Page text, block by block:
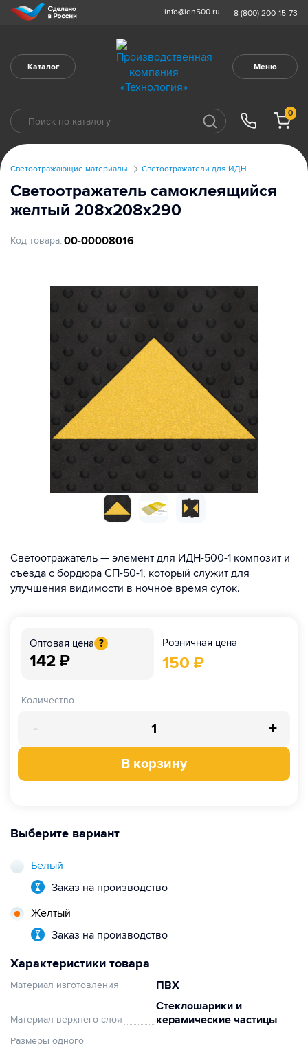
info@idn500.ru 8 (800) 200-15-73
Каталог Меню
0
Светоотражающие материалы Светоотражатели для ИДН
Светоотражатель самоклеящийся
желтый 208х208х290
Код товара: 00-00008016
Светоотражатель — элемент для ИДН-500-1 композит и
съезда с бордюра СП-50-1, который служит для
улучшения видимости в ночное время суток.
Оптовая цена ?
142 ₽
Розничная цена
150 ₽
Количество
- +
В корзину
Выберите вариант
Белый
Заказ на производство
Желтый
Заказ на производство
Характеристики товара
Материал изготовления ПВХ
Материал верхнего слоя
Стеклошарики и
керамические частицы
Размеры одного